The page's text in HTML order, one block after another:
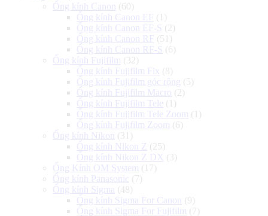
Ống kính Canon
(60)
Ống kính Canon EF
(1)
Ống kính Canon EF-S (2)
Ống kính Canon RF
(51)
Ống kính Canon RF-S (6)
Ống kính Fujifilm (32)
Ống kính Fujifilm Fix (8)
Ống kính Fujifilm góc rộng (5)
Ống kính Fujifilm Macro (2)
Ống kính Fujifilm Tele (1)
Ống kính Fujifilm Tele Zoom (1)
Ống kính Fujifilm Zoom (6)
Ống kính Nikon
(31)
Ống kính Nikon Z (25)
Ống kính Nikon Z DX (3)
Ống Kính OM System (17)
Ống kính Panasonic (7)
Ống kính Sigma (48)
Ống kính Sigma For Canon
(9)
Ống kính Sigma For Fujifilm (7)